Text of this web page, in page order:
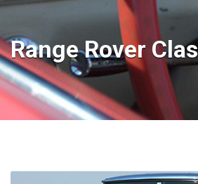
Range Rover